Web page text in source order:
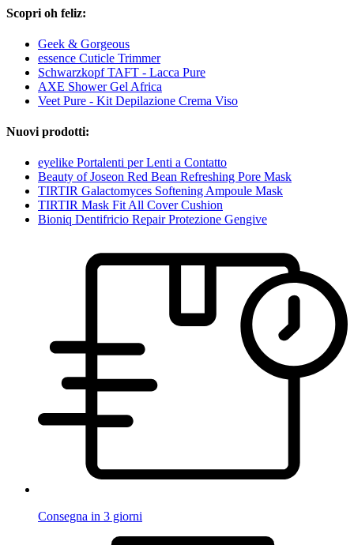
Scopri oh feliz:
Geek & Gorgeous
essence Cuticle Trimmer
Schwarzkopf TAFT - Lacca Pure
AXE Shower Gel Africa
Veet Pure - Kit Depilazione Crema Viso
Nuovi prodotti:
eyelike Portalenti per Lenti a Contatto
Beauty of Joseon Red Bean Refreshing Pore Mask
TIRTIR Galactomyces Softening Ampoule Mask
TIRTIR Mask Fit All Cover Cushion
Bioniq Dentifricio Repair Protezione Gengive
Consegna in 3 giorni